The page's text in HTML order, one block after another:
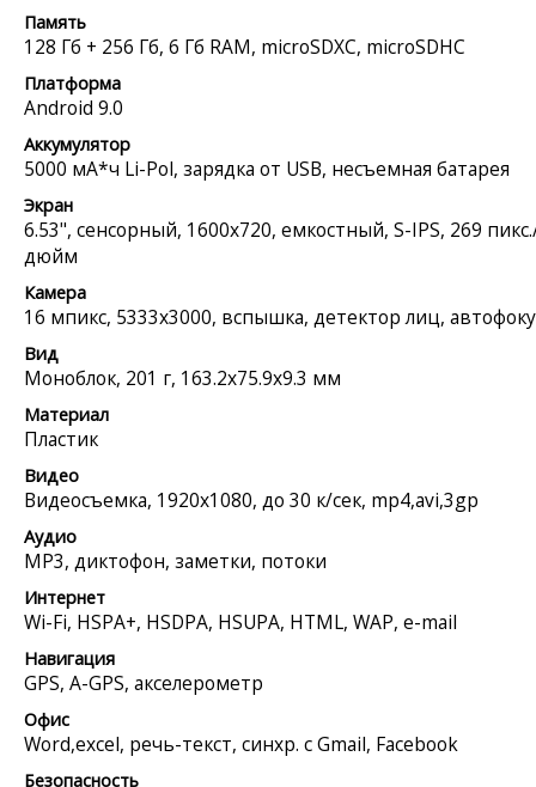
Память
128 Гб + 256 Гб, 6 Гб RAM, microSDXC, microSDHC
Платформа
Android 9.0
Аккумулятор
5000 мА*ч Li-Pol, зарядка от USB, несъемная батарея
Экран
6.53", сенсорный, 1600x720, емкостный, S-IPS, 269
дюйм
Камера
16 мпикс, 5333x3000, вспышка, детектор лиц,
Вид
Моноблок, 201 г, 163.2x75.9x9.3 мм
Материал
Пластик
Видео
Видеосъемка, 1920x1080, до 30 к/сек, mp4,avi,3gp
Аудио
MP3, диктофон, заметки, потоки
Интернет
Wi-Fi, HSPA+, HSDPA, HSUPA, HTML, WAP, e-mail
Навигация
GPS, A-GPS, акселерометр
Офис
Word,excel, речь-текст, синхр. с Gmail, Facebook
Безопасность